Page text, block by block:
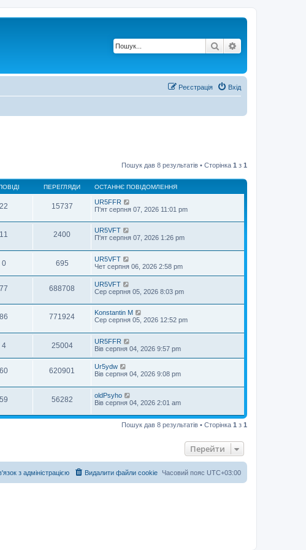
Пошук
Вхід
Реєстрація
Пошук дав 8 результатів • Сторінка 1 з 1
ПЕРЕГЛЯДИ ОСТАННЄ ПОВІДОМЛЕННЯ
22 15737
UR5FFR
П'ят серпня 07, 2026 11:01 pm
11 2400
UR5VFT
П'ят серпня 07, 2026 1:26 pm
0 695
UR5VFT
Чет серпня 06, 2026 2:58 pm
77 688708
UR5VFT
Сер серпня 05, 2026 8:03 pm
86 771924
Konstantin M
Сер серпня 05, 2026 12:52 pm
4 25004
UR5FFR
Вів серпня 04, 2026 9:57 pm
60 620901
Ur5ydw
Вів серпня 04, 2026 9:08 pm
59 56282
oldPsyho
Вів серпня 04, 2026 2:01 am
Пошук дав 8 результатів • Сторінка 1 з 1
Перейти
Часовий пояс UTC+03:00
Видалити файли cookie
з адміністрацією